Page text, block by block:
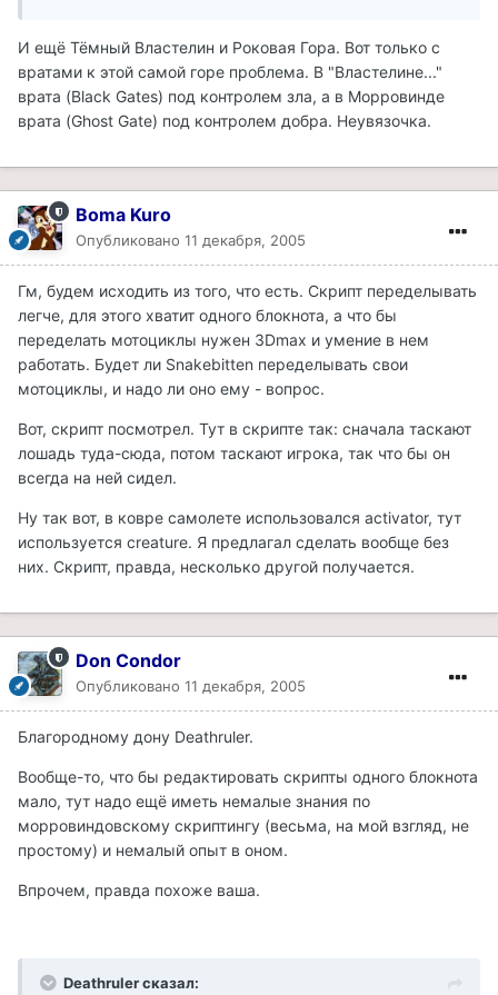
И ещё Тёмный Властелин и Роковая Гора. Вот только с
вратами к этой самой горе проблема. В "Властелине..."
врата (Black Gates) под контролем зла, а в Морровинде
врата (Ghost Gate) под контролем добра. Неувязочка.
Boma Kuro
Опубликовано 11 декабря, 2005
Гм, будем исходить из того, что есть. Скрипт переделывать
легче, для этого хватит одного блокнота, а что бы
переделать мотоциклы нужен 3Dmax и умение в нем
работать. Будет ли Snakebitten переделывать свои
мотоциклы, и надо ли оно ему - вопрос.
Вот, скрипт посмотрел. Тут в скрипте так: сначала таскают
лошадь туда-сюда, потом таскают игрока, так что бы он
всегда на ней сидел.
Ну так вот, в ковре самолете использовался activator, тут
используется creature. Я предлагал сделать вообще без
них. Скрипт, правда, несколько другой получается.
Don Condor
Опубликовано 11 декабря, 2005
Благородному дону Deathruler.
Вообще-то, что бы редактировать скрипты одного блокнота
мало, тут надо ещё иметь немалые знания по
морровиндовскому скриптингу (весьма, на мой взгляд, не
простому) и немалый опыт в оном.
Впрочем, правда похоже ваша.
Deathruler сказал: